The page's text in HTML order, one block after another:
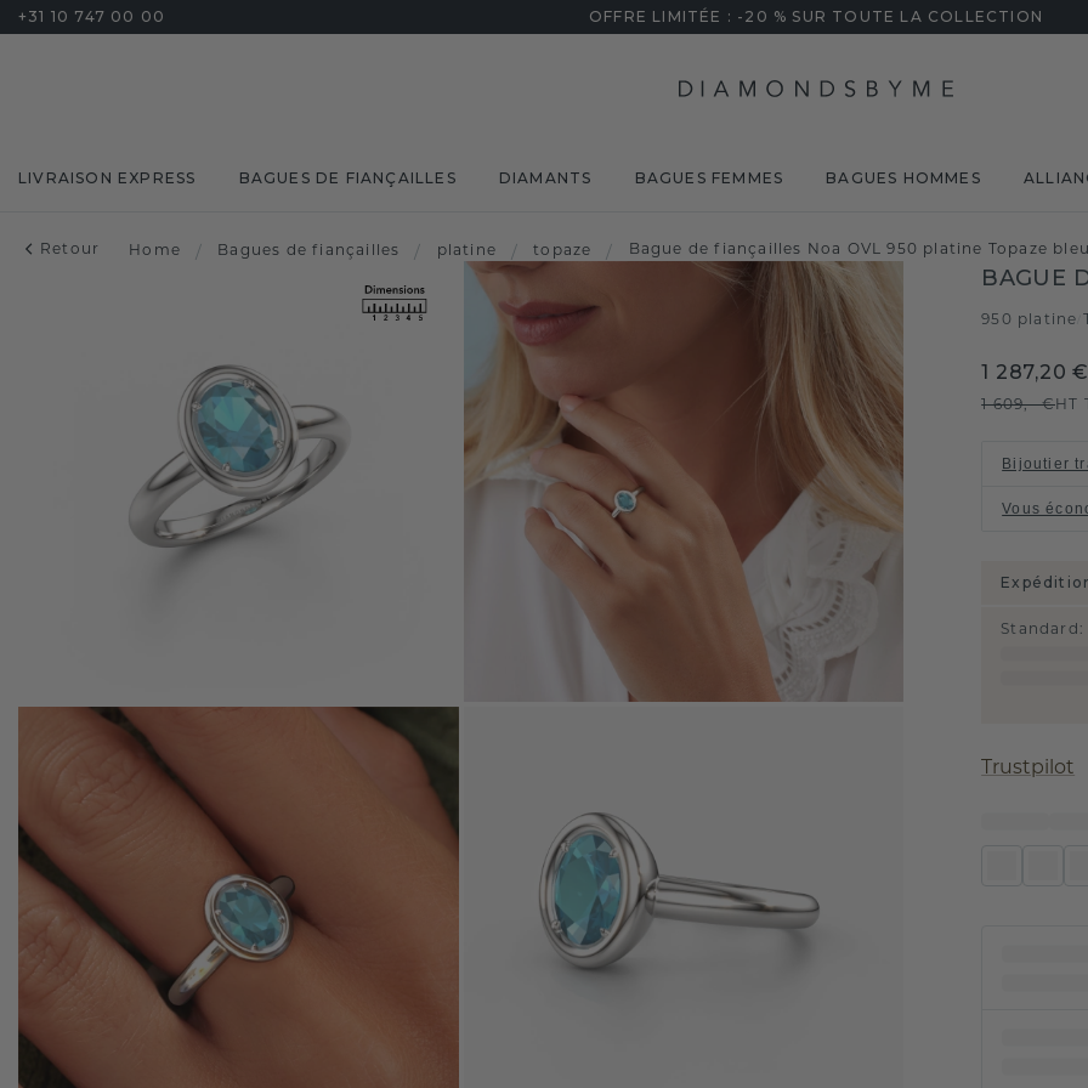
+31 10 747 00 00 OFFRE LIMITÉE : -20 % SUR TOUTE LA COLLECTION
LIVRAISON EXPRESS BAGUES DE FIANÇAILLES DIAMANTS BAGUES FEMMES BAGUES HOMMES
Retour Home / Bagues de fiançailles / platine / topaze / Bague de fiançailles Noa OVL 950 platine Topaze
BAGUE
950 platine
1 287,20 €
1 609,- €HT
Bijoutier
Vous
Standard :
Trustpilot